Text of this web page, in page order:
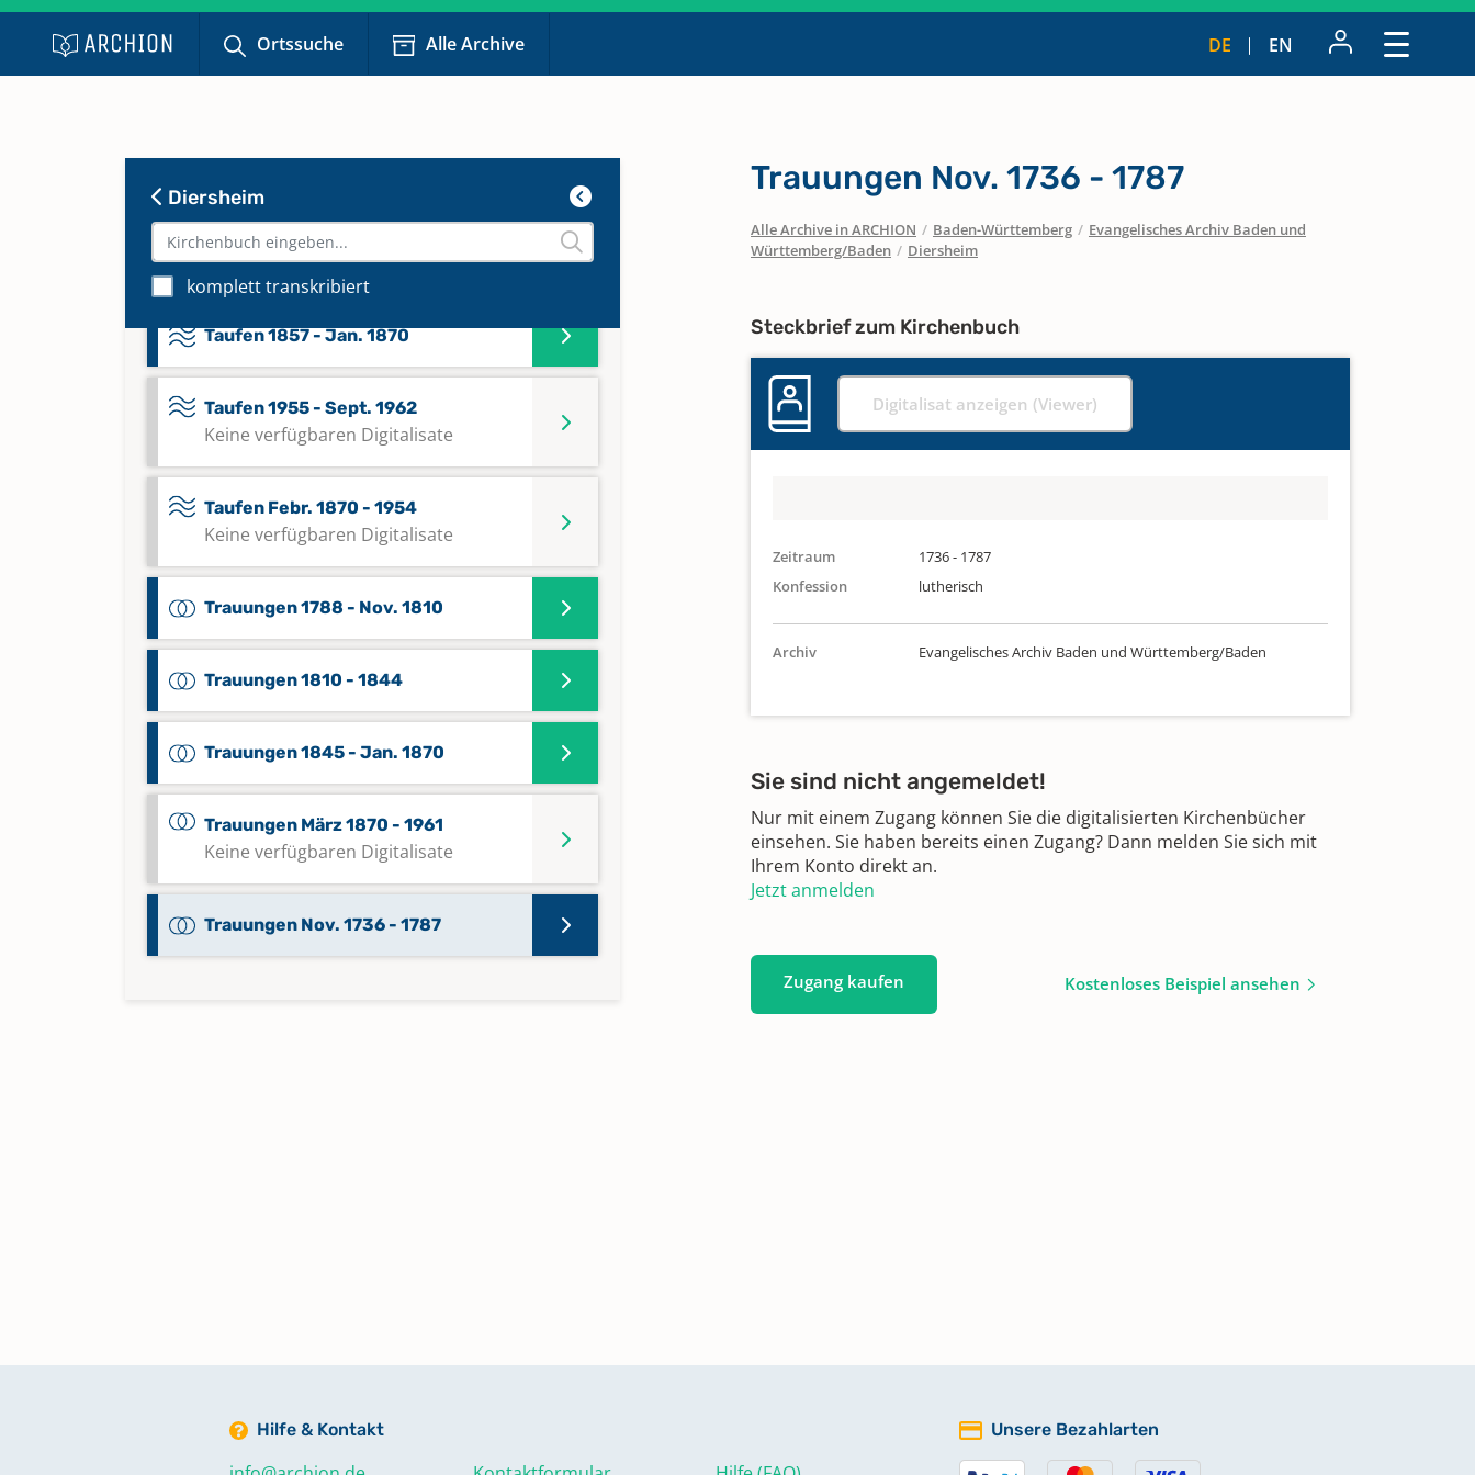
Ortssuche Alle Archive DE EN
Diersheim
komplett transkribiert
Mischbuch 1732 - 1787,Jan.,Aug. 1736
Taufen 1802 - 1824
Taufen 1825 - 1856
Taufen 1857 - Jan. 1870
Taufen 1955 - Sept. 1962
Keine verfügbaren Digitalisate
Taufen Febr. 1870 - 1954
Keine verfügbaren Digitalisate
Trauungen 1788 - Nov. 1810
Trauungen 1810 - 1844
Trauungen 1845 - Jan. 1870
Trauungen März 1870 - 1961
Keine verfügbaren Digitalisate
Trauungen Nov. 1736 - 1787
Trauungen Nov. 1736 - 1787
Alle Archive in ARCHION / Baden-Württemberg / Evangelisches Archiv Baden und
Württemberg/Baden / Diersheim
Steckbrief zum Kirchenbuch
Digitalisat anzeigen (Viewer)
Zeitraum
1736 - 1787
Konfession
lutherisch
Archiv Evangelisches Archiv Baden und Württemberg/Baden
Sie sind nicht angemeldet!
Nur mit einem Zugang können Sie die digitalisierten Kirchenbücher
einsehen. Sie haben bereits einen Zugang? Dann melden Sie sich mit
Ihrem Konto direkt an.
Jetzt anmelden
Zugang kaufen Kostenloses Beispiel ansehen
Hilfe & Kontakt Unsere Bezahlarten